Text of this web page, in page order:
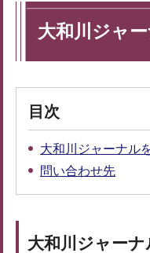
大和川ジャ
目次
大和川ジャーナル
問い合わせ先
大和川ジャーナ